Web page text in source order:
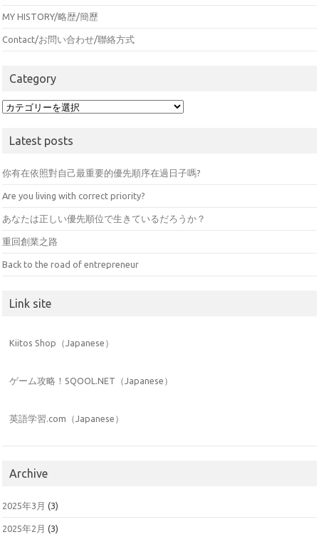
MY HISTORY/略歴/簡歷
Contact/お問い合わせ/聯絡方式
Category
Category
Latest posts
你有在依照對自己最重要的優先順序在過日子嗎?
Are you living with correct priority?
あなたは正しい優先順位で生きているだろうか？
重回創業之路
Back to the road of entrepreneur
Link site
Kiitos Shop（Japanese）
ゲーム攻略！SQOOL.NET（Japanese）
英語学習.com（Japanese）
Archive
2025年3月 (3)
2025年2月 (3)